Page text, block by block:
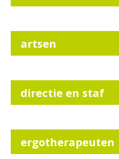
artsen
directie en staf
ergotherapeuten